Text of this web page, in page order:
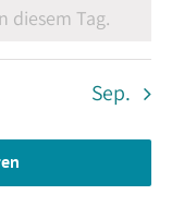
diesem Tag.
Sep.